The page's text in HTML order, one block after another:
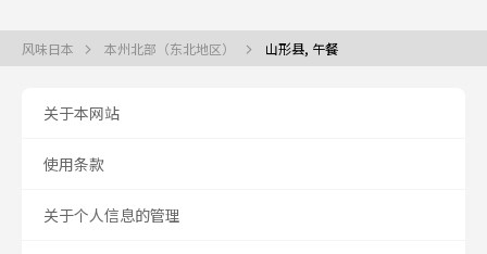
风味日本 本州北部（东北地区） 山形县, 午餐
关于本网站
使用条款
关于个人信息的管理